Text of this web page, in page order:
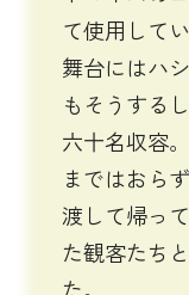
て使用して
舞台にはハ
もそうする
六十名収容
まではおら
渡して帰っ
た観客たち